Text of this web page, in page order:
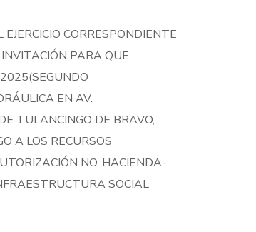
CORRESPONDIENTE
PARA QUE
EN AV.
TULANCINGO DE BRAVO,
A LOS RECURSOS
NO. HACIENDA-
SOCIAL